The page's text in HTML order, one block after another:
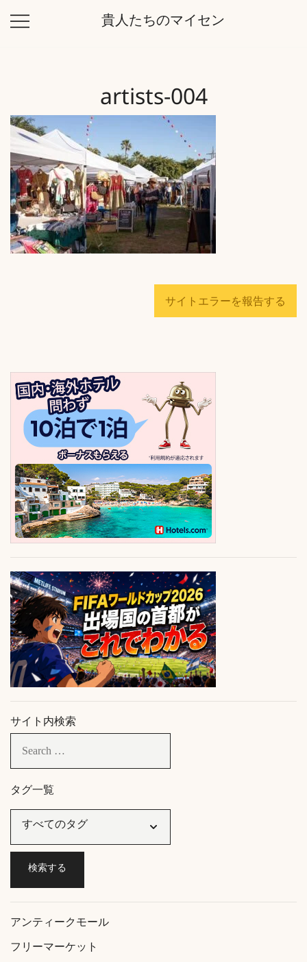
貴人たちのマイセン
artists-004
サイトエラーを報告する
サイト内検索
タグ一覧
アンティークモール
フリーマーケット